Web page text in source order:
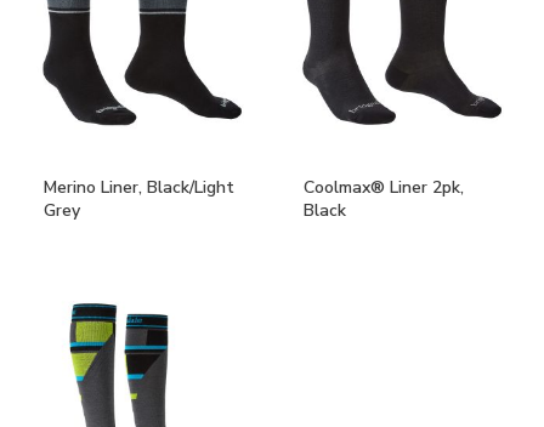
Merino Liner, Black/Light
Grey
Coolmax® Liner 2pk,
Black